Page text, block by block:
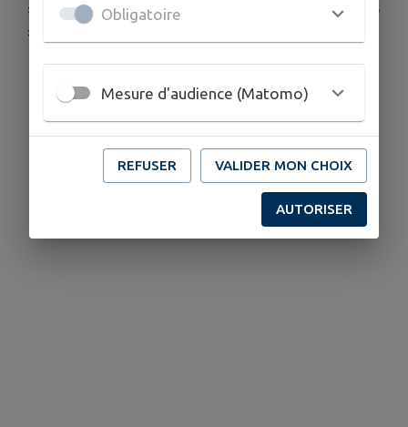
#moulindestours #amenagement #patrimoine
#accessibilite #albret
Obligatoire
Mesure d'audience (Matomo)
REFUSER VALIDER MON CHOIX
AUTORISER